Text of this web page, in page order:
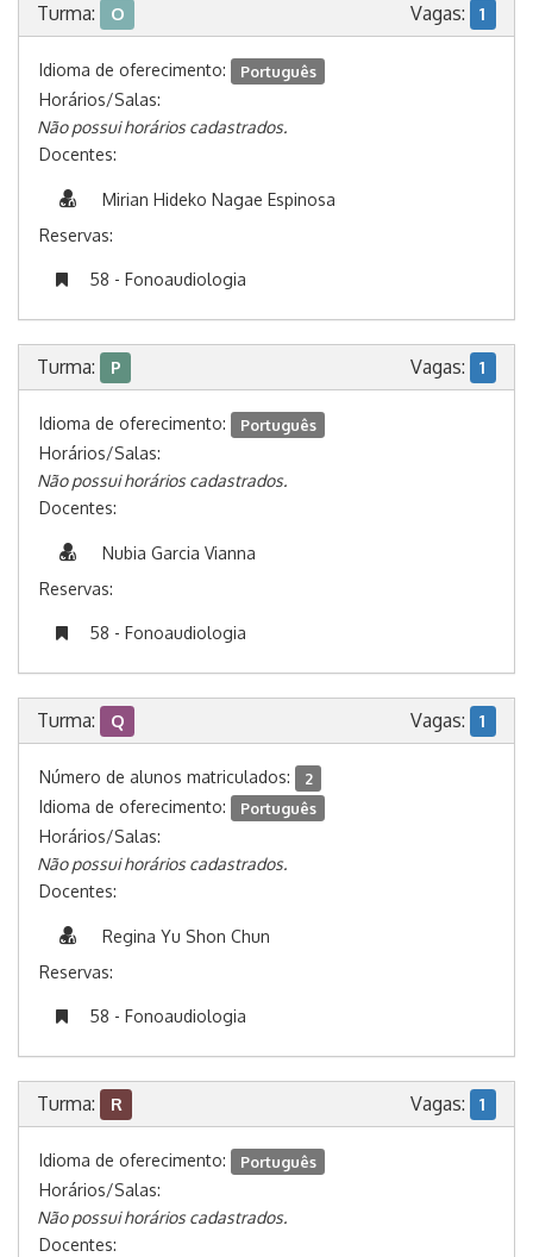
Turma: O Vagas: 1
Idioma de oferecimento: Português
Horários/Salas:
Não possui horários cadastrados.
Docentes:
Mirian Hideko Nagae Espinosa
Reservas:
58 - Fonoaudiologia
Turma: P Vagas: 1
Idioma de oferecimento: Português
Horários/Salas:
Não possui horários cadastrados.
Docentes:
Nubia Garcia Vianna
Reservas:
58 - Fonoaudiologia
Turma: Q Vagas: 1
Número de alunos matriculados: 2
Idioma de oferecimento: Português
Horários/Salas:
Não possui horários cadastrados.
Docentes:
Regina Yu Shon Chun
Reservas:
58 - Fonoaudiologia
Turma: R Vagas: 1
Idioma de oferecimento: Português
Horários/Salas:
Não possui horários cadastrados.
Docentes: